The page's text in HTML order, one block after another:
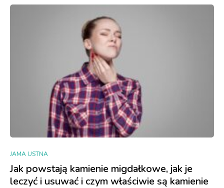
JAMA USTNA
Jak powstają kamienie migdałkowe, jak je
leczyć i usuwać i czym właściwie są kamienie